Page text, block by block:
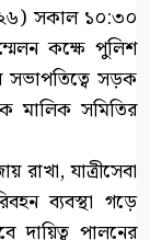
সকাল ১০:৩০
কক্ষে পুলিশ
সড়ক
মালিক সমিতির
যাত্রীসেবা
ব্যবস্থা গড়ে
দায়িত্ব পালনের